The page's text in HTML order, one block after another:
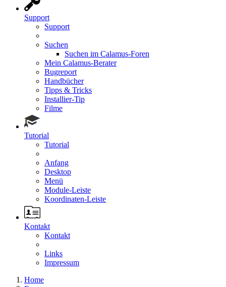
Support
Support
Suchen
Suchen im Calamus-Foren
Mein Calamus-Berater
Bugreport
Handbücher
Tipps & Tricks
Installier-Tip
Filme
Tutorial
Tutorial
Anfang
Desktop
Menü
Module-Leiste
Koordinaten-Leiste
Kontakt
Kontakt
Links
Impressum
Home